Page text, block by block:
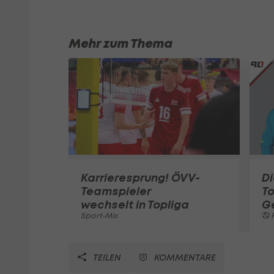
Mehr zum Thema
Karrieresprung! ÖVV-
Teamspieler
wechselt in Topliga
Sport-Mix
TEILEN KOMMENTARE